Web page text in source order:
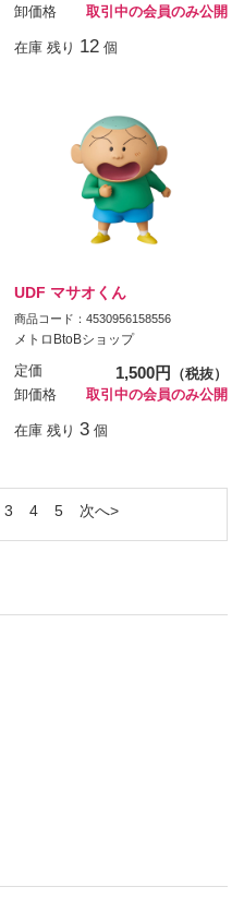
卸価格
取引中の会員のみ公開
在庫 残り 12 個
UDF マサオくん
商品コード：4530956158556
メトロBtoBショップ
定価 1,500円
（税抜）
卸価格
取引中の会員のみ公開
在庫 残り 3 個
3 4 5 次へ